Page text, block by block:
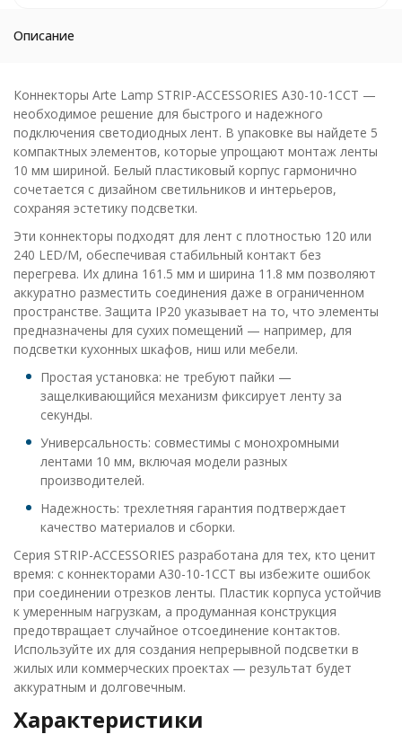
Описание
Коннекторы Arte Lamp STRIP-ACCESSORIES A30-10-1CCT —
необходимое решение для быстрого и надежного
подключения светодиодных лент. В упаковке вы найдете 5
компактных элементов, которые упрощают монтаж ленты
10 мм шириной. Белый пластиковый корпус гармонично
сочетается с дизайном светильников и интерьеров,
сохраняя эстетику подсветки.
Эти коннекторы подходят для лент с плотностью 120 или
240 LED/M, обеспечивая стабильный контакт без
перегрева. Их длина 161.5 мм и ширина 11.8 мм позволяют
аккуратно разместить соединения даже в ограниченном
пространстве. Защита IP20 указывает на то, что элементы
предназначены для сухих помещений — например, для
подсветки кухонных шкафов, ниш или мебели.
Простая установка: не требуют пайки —
защелкивающийся механизм фиксирует ленту за
секунды.
Универсальность: совместимы с монохромными
лентами 10 мм, включая модели разных
производителей.
Надежность: трехлетняя гарантия подтверждает
качество материалов и сборки.
Серия STRIP-ACCESSORIES разработана для тех, кто ценит
время: с коннекторами A30-10-1CCT вы избежите ошибок
при соединении отрезков ленты. Пластик корпуса устойчив
к умеренным нагрузкам, а продуманная конструкция
предотвращает случайное отсоединение контактов.
Используйте их для создания непрерывной подсветки в
жилых или коммерческих проектах — результат будет
аккуратным и долговечным.
Характеристики